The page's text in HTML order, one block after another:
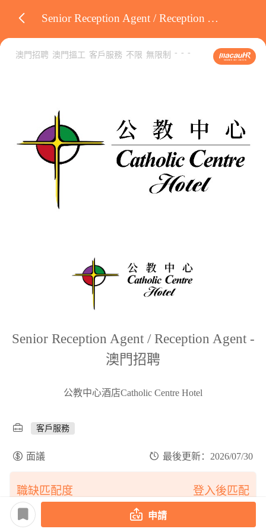
Senior Reception Agent / Reception Agent
澳門招聘 澳門搵工 客戶服務 不限 無限制 - - -
Senior Reception Agent / Reception Agent -
澳門招聘
公教中心酒店Catholic Centre Hotel
客戶服務
面議 最後更新：2026/07/30
職缺匹配度 登入後匹配
申請